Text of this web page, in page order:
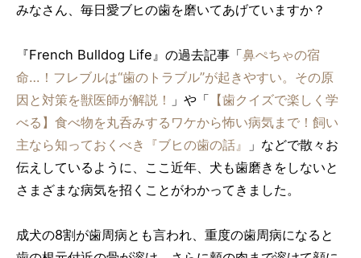
みなさん、毎日愛ブヒの歯を磨いてあげていますか？
『French Bulldog Life』の過去記事「鼻ぺちゃの宿
命…！フレブルは“歯のトラブル”が起きやすい。その原
因と対策を獣医師が解説！ 」や「 【歯クイズで楽しく学
べる】食べ物を丸呑みするワケから怖い病気まで！飼い
主なら知っておくべき『ブヒの歯の話』
」などで散々お
伝えしているように、ここ近年、犬も歯磨きをしないと
さまざまな病気を招くことがわかってきました。
成犬の8割が歯周病とも言われ、重度の歯周病になると